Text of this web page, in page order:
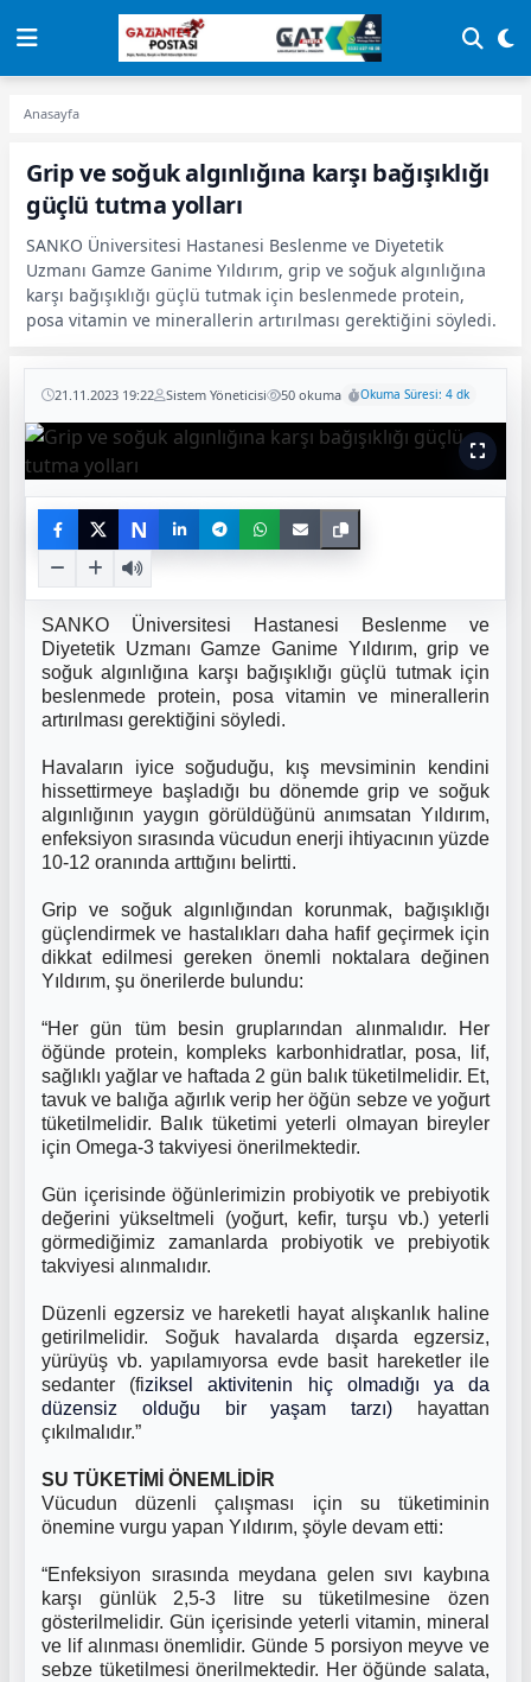
Anasayfa
Grip ve soğuk algınlığına karşı bağışıklığı
güçlü tutma yolları
SANKO Üniversitesi Hastanesi Beslenme ve Diyetetik
Uzmanı Gamze Ganime Yıldırım, grip ve soğuk algınlığına
karşı bağışıklığı güçlü tutmak için beslenmede protein,
posa vitamin ve minerallerin artırılması gerektiğini söyledi.
21.11.2023 19:22 Sistem Yöneticisi 50 okuma Okuma Süresi: 4 dk
N
SANKO Üniversitesi Hastanesi Beslenme ve
Diyetetik Uzmanı Gamze Ganime Yıldırım, grip ve
soğuk algınlığına karşı bağışıklığı güçlü tutmak için
beslenmede protein, posa vitamin ve minerallerin
artırılması gerektiğini söyledi.
Havaların iyice soğuduğu, kış mevsiminin kendini
hissettirmeye başladığı bu dönemde grip ve soğuk
algınlığının yaygın görüldüğünü anımsatan Yıldırım,
enfeksiyon sırasında vücudun enerji ihtiyacının yüzde
10-12 oranında arttığını belirtti.
Grip ve soğuk algınlığından korunmak, bağışıklığı
güçlendirmek ve hastalıkları daha hafif geçirmek için
dikkat edilmesi gereken önemli noktalara değinen
Yıldırım, şu önerilerde bulundu:
“Her gün tüm besin gruplarından alınmalıdır. Her
öğünde protein, kompleks karbonhidratlar, posa, lif,
sağlıklı yağlar ve haftada 2 gün balık tüketilmelidir. Et,
tavuk ve balığa ağırlık verip her öğün sebze ve yoğurt
tüketilmelidir. Balık tüketimi yeterli olmayan bireyler
için Omega-3 takviyesi önerilmektedir.
Gün içerisinde öğünlerimizin probiyotik ve prebiyotik
değerini yükseltmeli (yoğurt, kefir, turşu vb.) yeterli
görmediğimiz zamanlarda probiyotik ve prebiyotik
takviyesi alınmalıdır.
Düzenli egzersiz ve hareketli hayat alışkanlık haline
getirilmelidir. Soğuk havalarda dışarda egzersiz,
yürüyüş vb. yapılamıyorsa evde basit hareketler ile
sedanter (fiziksel aktivitenin hiç olmadığı ya da
düzensiz olduğu bir yaşam tarzı) hayattan
çıkılmalıdır.”
SU TÜKETİMİ ÖNEMLİDİR
Vücudun düzenli çalışması için su tüketiminin
önemine vurgu yapan Yıldırım, şöyle devam etti:
“Enfeksiyon sırasında meydana gelen sıvı kaybına
karşı günlük 2,5-3 litre su tüketilmesine özen
gösterilmelidir. Gün içerisinde yeterli vitamin, mineral
ve lif alınması önemlidir. Günde 5 porsiyon meyve ve
sebze tüketilmesi önerilmektedir. Her öğünde salata,